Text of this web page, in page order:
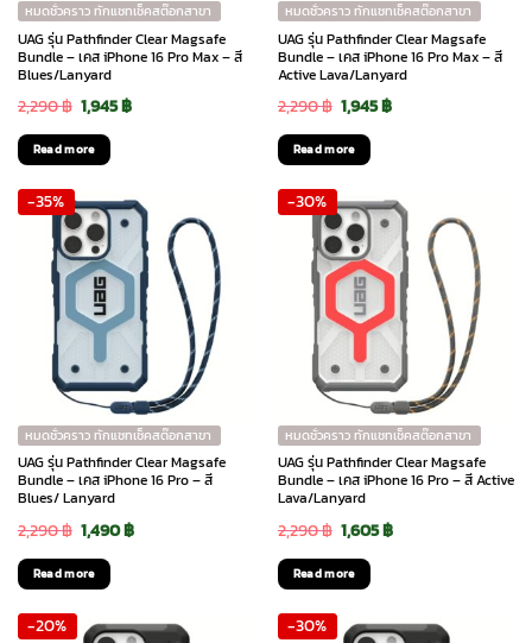
หมดชั่วคราว ทักแชทเช็คสต๊อกสาขา
UAG รุ่น Pathfinder Clear Magsafe
Bundle – เคส iPhone 16 Pro Max – สี
Blues/Lanyard
2,290฿ Original
price
was:
2,290 ฿.
1,945฿Current
1,945 ฿.
Read more
หมดชั่วคราว ทักแชทเช็คสต๊อกสาขา
UAG รุ่น Pathfinder Clear Magsafe
Bundle – เคส iPhone 16 Pro Max – สี
Active Lava/Lanyard
2,290฿ Original
price
was:
2,290 ฿.
1,945฿Current
1,945 ฿.
Read more
-35%
หมดชั่วคราว ทักแชทเช็คสต๊อกสาขา
UAG รุ่น Pathfinder Clear Magsafe
Bundle – เคส iPhone 16 Pro – สี
Blues/ Lanyard
2,290฿ Original
price
was:
2,290 ฿.
1,490฿Current
1,490 ฿.
Read more
-30%
หมดชั่วคราว ทักแชทเช็คสต๊อกสาขา
UAG รุ่น Pathfinder Clear Magsafe
Bundle – เคส iPhone 16 Pro – สี Active
Lava/Lanyard
2,290฿ Original
price
was:
2,290 ฿.
1,605฿Current
1,605 ฿.
Read more
-20% -30%